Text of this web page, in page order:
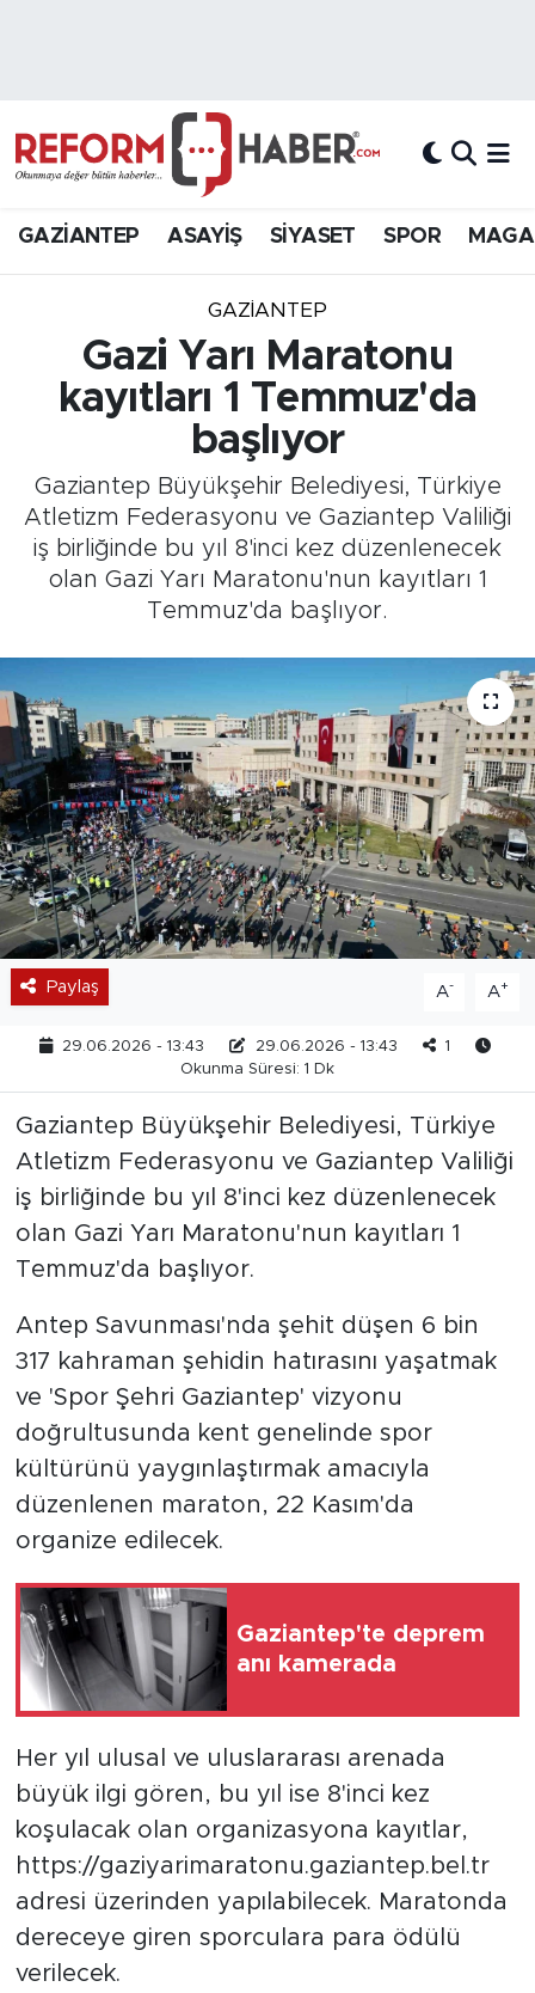
GAZİANTEP ASAYİŞ SİYASET SPOR
GAZIANTEP
Gazi Yarı Maratonu
kayıtları 1 Temmuz'da
başlıyor
Gaziantep Büyükşehir Belediyesi, Türkiye
Atletizm Federasyonu ve Gaziantep Valiliği
iş birliğinde bu yıl 8'inci kez düzenlenecek
olan Gazi Yarı Maratonu'nun kayıtları 1
Temmuz'da başlıyor.
Paylaş A- A+
29.06.2026 - 13:43 29.06.2026 - 13:43
1
Okunma Süresi: 1 Dk
Gaziantep Büyükşehir Belediyesi, Türkiye
Atletizm Federasyonu ve Gaziantep Valiliği
iş birliğinde bu yıl 8'inci kez düzenlenecek
olan Gazi Yarı Maratonu'nun kayıtları 1
Temmuz'da başlıyor.
Antep Savunması'nda şehit düşen 6 bin
317 kahraman şehidin hatırasını yaşatmak
ve 'Spor Şehri Gaziantep' vizyonu
doğrultusunda kent genelinde spor
kültürünü yaygınlaştırmak amacıyla
düzenlenen maraton, 22 Kasım'da
organize edilecek.
Gaziantep'te deprem
anı kamerada
Her yıl ulusal ve uluslararası arenada
büyük ilgi gören, bu yıl ise 8'inci kez
koşulacak olan organizasyona kayıtlar,
https://gaziyarimaratonu.gaziantep.bel.tr
adresi üzerinden yapılabilecek. Maratonda
dereceye giren sporculara para ödülü
verilecek.
Hava Durumu
Süper Lig Puan Durumu ve Fikstür
Tüm Manşetler
Son Dakika Haberleri